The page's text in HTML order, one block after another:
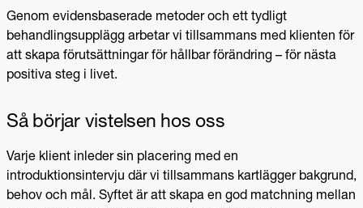
Genom evidensbaserade metoder och ett tydligt
behandlingsupplägg arbetar vi tillsammans med klienten för
att skapa förutsättningar för hållbar förändring – för nästa
positiva steg i livet.
Så börjar vistelsen hos oss
Varje klient inleder sin placering med en
introduktionsintervju där vi tillsammans kartlägger bakgrund,
behov och mål. Syftet är att skapa en god matchning mellan